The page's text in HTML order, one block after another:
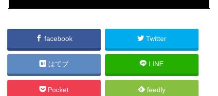
facebook Twitter
はてブ LINE
Pocket feedly